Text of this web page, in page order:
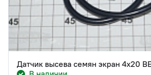
Датчик высева семян экран 4х20